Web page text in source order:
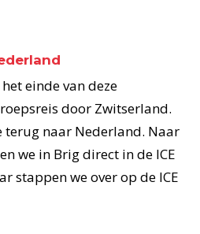
einde van deze
door Zwitserland.
terug naar Nederland. Naar
we in Brig direct in de ICE
stappen we over op de ICE